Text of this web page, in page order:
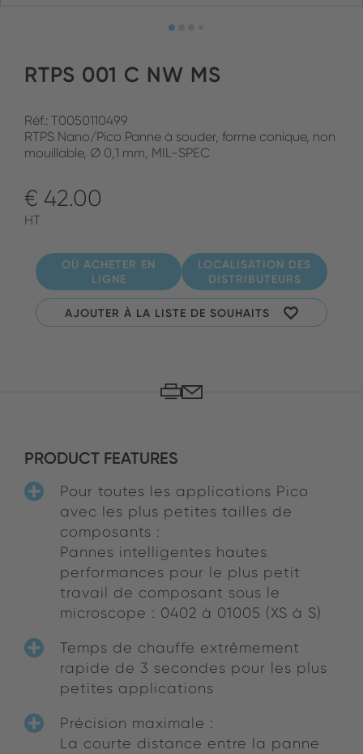
RTPS 001 C NW MS
Réf.: T0050110499
RTPS Nano/Pico Panne à souder, forme conique, non
mouillable, Ø 0,1 mm, MIL-SPEC
€ 42.00
HT
OÙ ACHETER EN
LIGNE
LOCALISATION DES
DISTRIBUTEURS
AJOUTER À LA LISTE DE SOUHAITS
PRODUCT FEATURES
Pour toutes les applications Pico
avec les plus petites tailles de
composants :
Pannes intelligentes hautes
performances pour le plus petit
travail de composant sous le
microscope : 0402 à 01005 (XS à S)
Temps de chauffe extrêmement
rapide de 3 secondes pour les plus
petites applications
Précision maximale :
La courte distance entre la panne